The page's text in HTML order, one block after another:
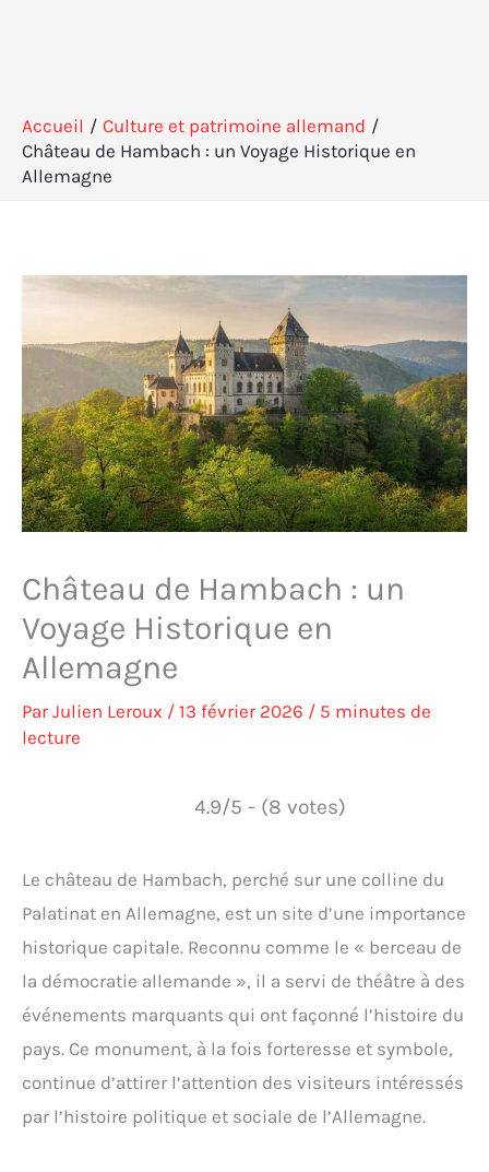
Accueil
Culture et patrimoine allemand
Château de Hambach : un Voyage Historique en
Allemagne
Château de Hambach : un
Voyage Historique en
Allemagne
ParJulien Leroux / 13 février 2026 / 5 minutes de
lecture
4.9/5 - (8 votes)
Le château de Hambach, perché sur une colline du
Palatinat en Allemagne, est un site d’une importance
historique capitale. Reconnu comme le « berceau de
la démocratie allemande », il a servi de théâtre à des
événements marquants qui ont façonné l’histoire du
pays. Ce monument, à la fois forteresse et symbole,
continue d’attirer l’attention des visiteurs intéressés
par l’histoire politique et sociale de l’Allemagne.